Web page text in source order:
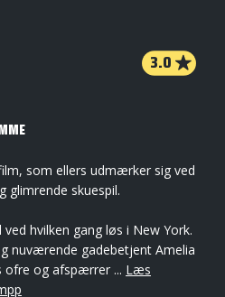
3.0
som ellers udmærker sig ved
skuespil.
hvilken gang løs i New York.
nuværende gadebetjent Amelia
ofre og afspærrer ... Læs